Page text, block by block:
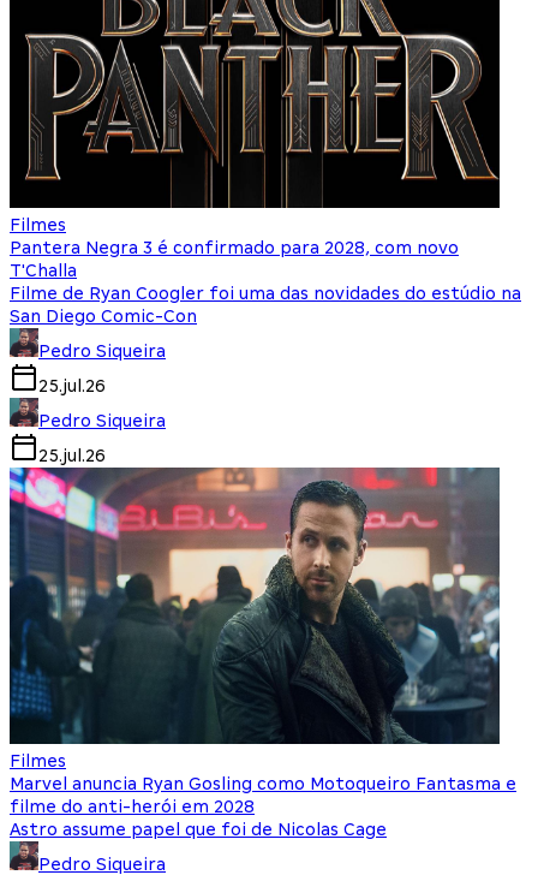
Filmes
Pantera Negra 3 é confirmado para 2028, com novo
T'Challa
Filme de Ryan Coogler foi uma das novidades do estúdio na
San Diego Comic-Con
Pedro Siqueira
25.jul.26
Pedro Siqueira
25.jul.26
Filmes
Marvel anuncia Ryan Gosling como Motoqueiro Fantasma e
filme do anti-herói em 2028
Astro assume papel que foi de Nicolas Cage
Pedro Siqueira